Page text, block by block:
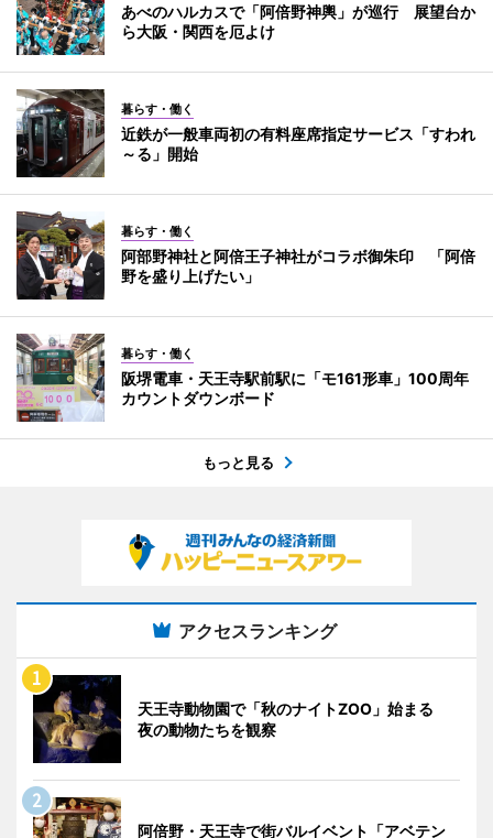
あべのハルカスで「阿倍野神輿」が巡行 展望台か
ら大阪・関西を厄よけ
暮らす・働く
近鉄が一般車両初の有料座席指定サービス「すわれ
～る」開始
暮らす・働く
阿部野神社と阿倍王子神社がコラボ御朱印 「阿倍
野を盛り上げたい」
暮らす・働く
阪堺電車・天王寺駅前駅に「モ161形車」100周年
カウントダウンボード
もっと見る
アクセスランキング
天王寺動物園で「秋のナイトZOO」始まる
夜の動物たちを観察
阿倍野・天王寺で街バルイベント「アベテン